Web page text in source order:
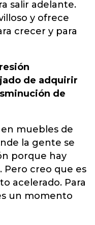
salir adelante.
y ofrece
crecer y para
de adquirir
de
muebles de
la gente se
porque hay
Pero creo que es
acelerado. Para
un momento